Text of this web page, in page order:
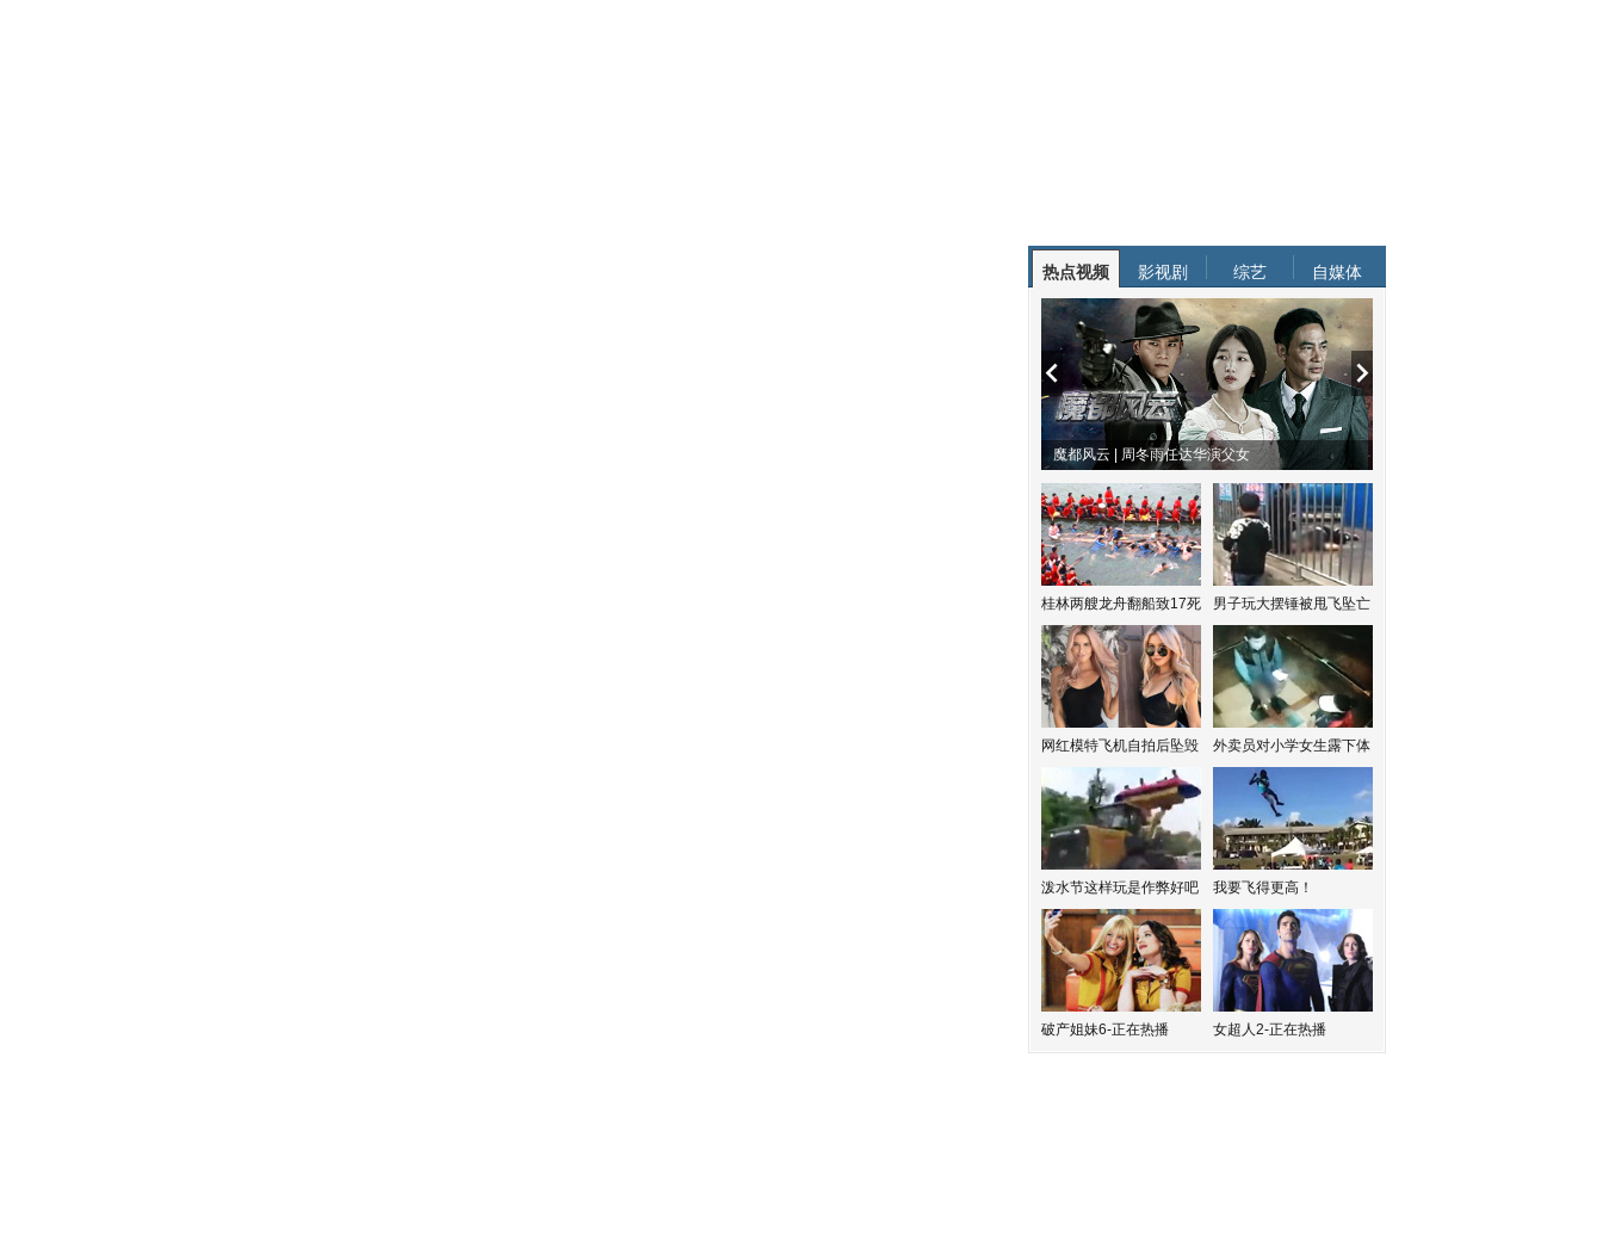
热点视频 影视剧 综艺 自媒体
魔都风云 | 周冬雨任达华演父女
桂林两艘龙舟翻船致17死 男子玩大摆锤被甩飞坠亡
网红模特飞机自拍后坠毁 外卖员对小学女生露下体
泼水节这样玩是作弊好吧 我要飞得更高！
破产姐妹6-正在热播 女超人2-正在热播